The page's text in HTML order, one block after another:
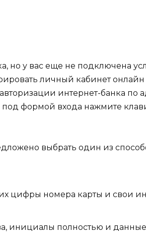
но у вас еще не подключена
личный кабинет онлайн
интернет-банка по
под формой входа нажмите
выбрать один из
цифры номера карты и свои
инициалы полностью и данные